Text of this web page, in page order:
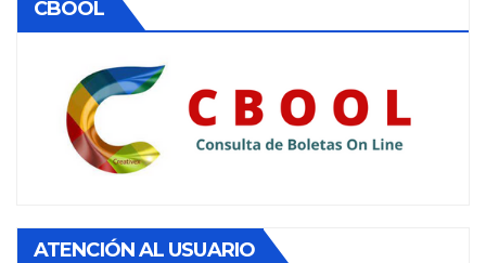
CBOOL
ATENCIÓN AL USUARIO